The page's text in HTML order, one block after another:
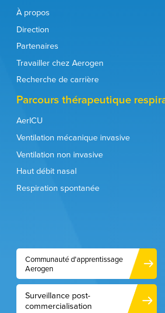
À propos
Direction
Partenaires
Travailler chez Aerogen
Recherche de carrière
Parcours thérapeutique
AerICU
Ventilation mécanique invasive
Ventilation non invasive
Haut débit nasal
Respiration spontanée
Communauté d'apprentissage
Aerogen
Surveillance post-
commercialisation